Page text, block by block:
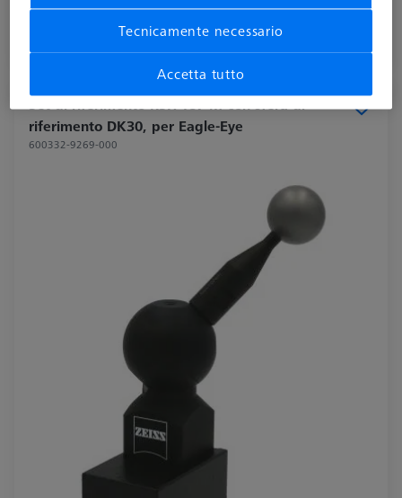
Disponibile
Set di riferimento RSH-187-M con sfera di
riferimento DK30, per Eagle-Eye
600332-9269-000
Tecnicamente necessario
Accetta tutto